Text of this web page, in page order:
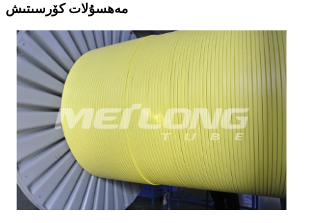
مەھسۇلات كۆرسىتىش